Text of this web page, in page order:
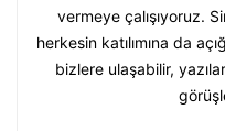
vermeye çalışıyoruz.
herkesin katılımına da
bizlere ulaşabilir,